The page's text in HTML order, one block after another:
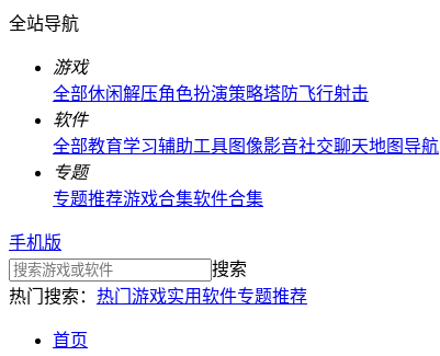
全站导航
游戏
全部休闲解压角色扮演策略塔防飞行射击
软件
全部教育学习辅助工具图像影音社交聊天地图导航
专题
专题推荐游戏合集软件合集
手机版
搜索
热门搜索： 热门游戏实用软件专题推荐
首页